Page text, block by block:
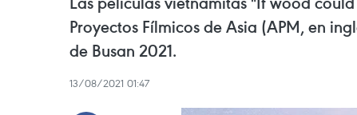
Proyectos Fílmicos de Asia (APM, en
de Busan 2021.
13/08/2021 01:47